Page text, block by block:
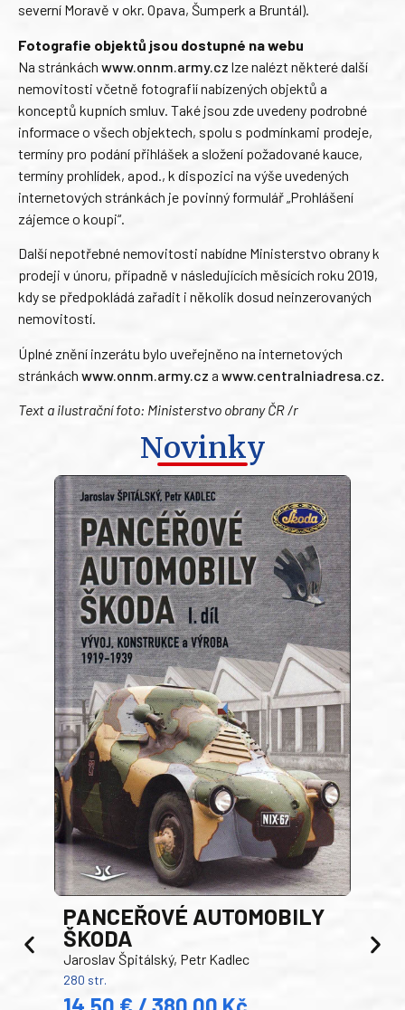
severní Moravě v okr. Opava, Šumperk a Bruntál).
Fotografie objektů jsou dostupné na webu
Na stránkách www.onnm.army.cz lze nalézt některé další
nemovitosti včetně fotografií nabízených objektů a
konceptů kupních smluv. Také jsou zde uvedeny podrobné
informace o všech objektech, spolu s podmínkami prodeje,
termíny pro podání přihlášek a složení požadované kauce,
termíny prohlídek, apod., k dispozici na výše uvedených
internetových stránkách je povinný formulář „Prohlášení
zájemce o koupi“.
Další nepotřebné nemovitosti nabídne Ministerstvo obrany k
prodeji v únoru, případně v následujících měsících roku 2019,
kdy se předpokládá zařadit i několik dosud neinzerovaných
nemovitostí.
Úplné znění inzerátu bylo uveřejněno na internetových
stránkách www.onnm.army.cz a www.centralniadresa.cz
Text a ilustrační foto: Ministerstvo obrany ČR /r
Novinky
PANCEŘOVÉ AUTOMOBILY
ŠKODA
Jaroslav Špitálský, Petr Kadlec
280 str.
14,50 € / 380,00 Kč